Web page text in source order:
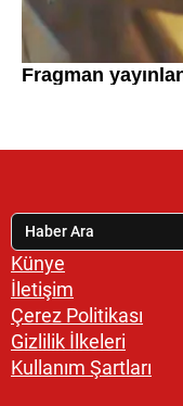
Künye
İletişim
Çerez Politikası
Gizlilik İlkeleri
Kullanım Şartları